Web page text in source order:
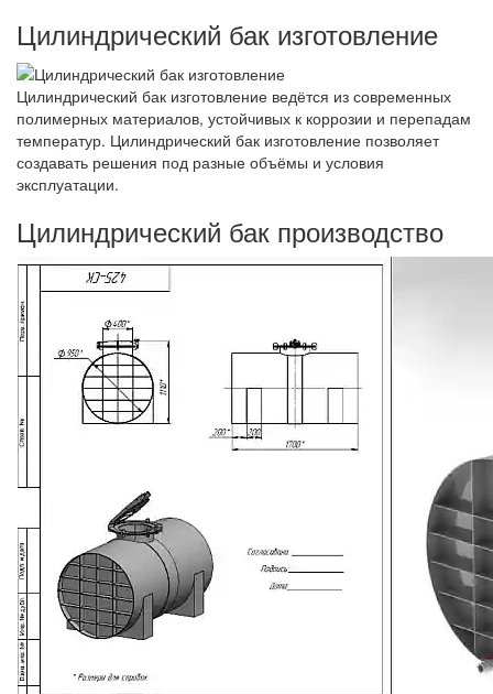
Цилиндрический бак изготовление
Цилиндрический бак изготовление ведётся из современных
полимерных материалов, устойчивых к коррозии и перепадам
температур. Цилиндрический бак изготовление позволяет
создавать решения под разные объёмы и условия
эксплуатации.
Цилиндрический бак производство